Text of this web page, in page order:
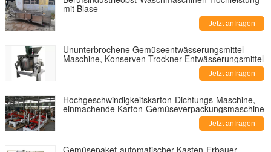
mit Blase
Jetzt anfragen
Ununterbrochene Gemüseentwässerungsmittel-
Maschine, Konserven-Trockner-Entwässerungsmittel
Jetzt anfragen
Hochgeschwindigkeitskarton-Dichtungs-Maschine,
einmachende Karton-Gemüseverpackungsmaschine
Jetzt anfragen
Gemüsepaket-automatischer Kasten-Erbauer,